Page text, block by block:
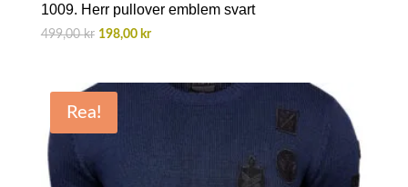
1009. Herr pullover emblem svart
499,00kr Det
var:
499,00 kr.
198,00 krDet
Rea!